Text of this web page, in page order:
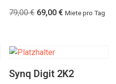
79,00€ 69,00€ Miete pro Tag
Synq Digit 2K2